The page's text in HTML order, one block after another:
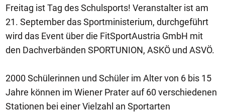
Freitag ist Tag des Schulsports! Veranstalter ist am
21. September das Sportministerium, durchgeführt
wird das Event über die FitSportAustria GmbH mit
den Dachverbänden SPORTUNION, ASKÖ und ASVÖ.
2000 Schülerinnen und Schüler im Alter von 6 bis 15
Jahre können im Wiener Prater auf 60 verschiedenen
Stationen bei einer Vielzahl an Sportarten